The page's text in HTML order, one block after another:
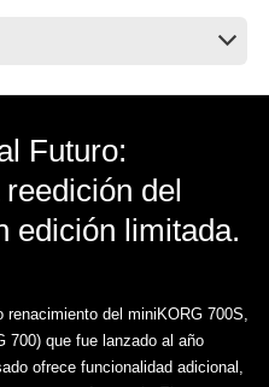
Futuro:
del
edición limitada.
del miniKORG 700S,
700) que fue lanzado al año
ofrece funcionalidad adicional,